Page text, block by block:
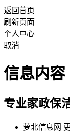
返回首页
刷新页面
个人中心
取消
信息内容
专业家政保
萝北信息网